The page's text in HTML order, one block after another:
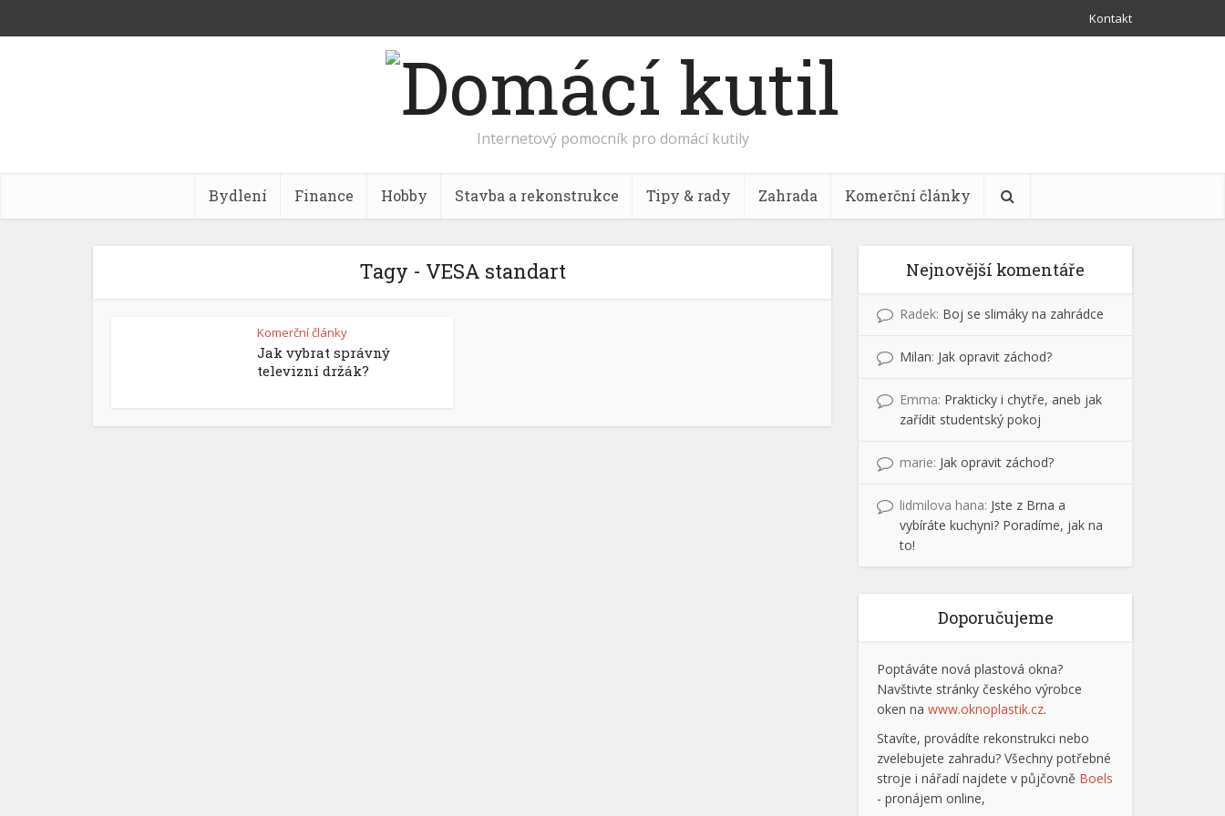
Kontakt
Internetový pomocník pro domácí kutily
Bydlení Finance Hobby Stavba a rekonstrukce Tipy & rady Zahrada Komerční články
Tagy - VESA standart
Komerční články
Jak vybrat správný
televizní držák?
Nejnovější komentáře
Radek: Boj se slimáky na zahrádce
Milan: Jak opravit záchod?
Emma: Prakticky i chytře, aneb jak
zařídit studentský pokoj
marie: Jak opravit záchod?
lidmilova hana: Jste z Brna a
vybíráte kuchyni? Poradíme, jak na
to!
Doporučujeme
Poptáváte nová plastová okna?
Navštivte stránky českého výrobce
oken na www.oknoplastik.cz.
Stavíte, provádíte rekonstrukci nebo
zvelebujete zahradu? Všechny potřebné
stroje i nářadí najdete v půjčovně Boels
- pronájem online,